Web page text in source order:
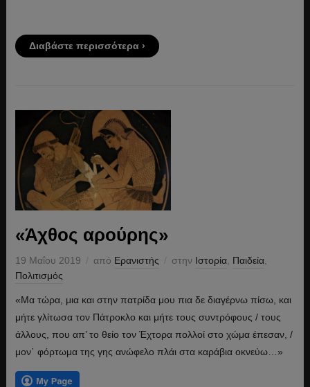
Διαβάστε περισσότερα ›
«Άχθος αρούρης»
19 Μαΐου 2019 από Ερανιστής στην Ιστορία, Παιδεία,
Πολιτισμός
«Μα τώρα, μια και στην πατρίδα μου πια δε διαγέρνω πίσω, και
μήτε γλίτωσα τον Πάτροκλο και μήτε τους συντρόφους / τους
άλλους, που απ’ το θείο τον Έχτορα πολλοί στο χώμα έπεσαν, /
μον᾿ φόρτωμα της γης ανώφελο πλάι στα καράβια οκνεύω…»